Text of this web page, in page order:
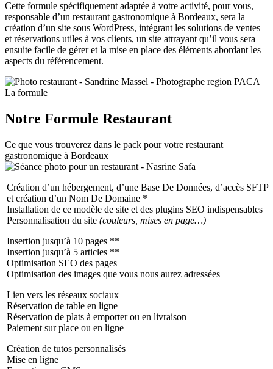
Cette formule spécifiquement adaptée à votre activité, pour vous,
responsable d’un restaurant gastronomique à Bordeaux, sera la
création d’un site sous WordPress, intégrant les solutions de ventes
et réservations utiles à vos clients, un site attrayant qu’il vous sera
ensuite facile de gérer et la mise en place des éléments abordant les
aspects du référencement.
La formule
Notre Formule Restaurant
Ce que vous trouverez dans le pack pour votre restaurant
gastronomique à Bordeaux
Création d’un hébergement, d’une Base De Données, d’accès SFTP
et création d’un Nom De Domaine *
Installation de ce modèle de site et des plugins SEO indispensables
Personnalisation du site (couleurs, mises en page…)
Insertion jusqu’à 10 pages **
Insertion jusqu’à 5 articles **
Optimisation SEO des pages
Optimisation des images que vous nous aurez adressées
Lien vers les réseaux sociaux
Réservation de table en ligne
Réservation de plats à emporter ou en livraison
Paiement sur place ou en ligne
Création de tutos personnalisés
Mise en ligne